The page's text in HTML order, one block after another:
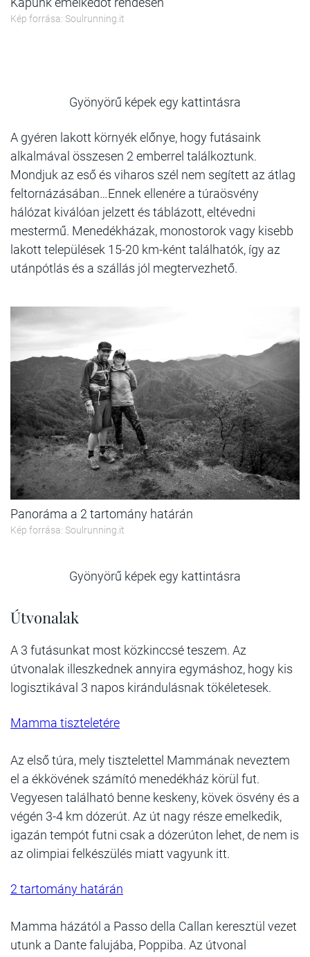
Kép forrása: Soulrunning.it
Gyönyörű képek egy kattintásra
A gyéren lakott környék előnye, hogy futásaink
alkalmával összesen 2 emberrel találkoztunk.
Mondjuk az eső és viharos szél nem segített az átlag
feltornázásában…Ennek ellenére a túraösvény
hálózat kiválóan jelzett és táblázott, eltévedni
mestermű. Menedékházak, monostorok vagy kisebb
lakott települések 15-20 km-ként találhatók, így az
utánpótlás és a szállás jól megtervezhető.
Panoráma a 2 tartomány határán
Kép forrása: Soulrunning.it
Gyönyörű képek egy kattintásra
Útvonalak
A 3 futásunkat most közkinccsé teszem. Az
útvonalak illeszkednek annyira egymáshoz, hogy kis
logisztikával 3 napos kirándulásnak tökéletesek.
Mamma tiszteletére
Az első túra, mely tisztelettel Mammának neveztem
el a ékkövének számító menedékház körül fut.
Vegyesen található benne keskeny, kövek ösvény és a
végén 3-4 km dózerút. Az út nagy része emelkedik,
igazán tempót futni csak a dózerúton lehet, de nem is
az olimpiai felkészülés miatt vagyunk itt.
2 tartomány határán
Mamma házától a Passo della Callan keresztül vezet
utunk a Dante falujába, Poppiba. Az útvonal